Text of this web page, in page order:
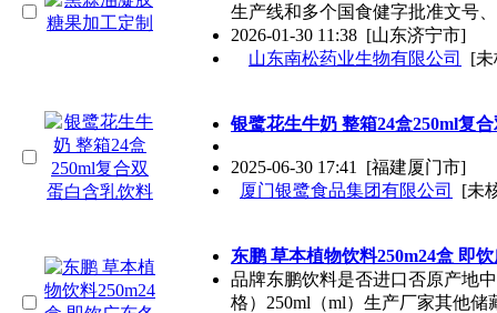
生产线和多个国食健字批准文号
2026-01-30 11:38 [山东济宁市]
山东南松药业生物有限公司
[
银鹭花生牛奶 整箱24盒250ml复
2025-06-30 17:41 [福建厦门市]
厦门银鹭食品集团有限公司
[未
东鹏 草本植物饮料250m24盒 即
品牌东鹏饮料是否进口否原产地
格）250ml（ml）生产厂家其他储